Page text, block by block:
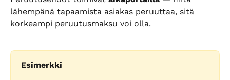
lähempänä tapaamista asiakas peruuttaa, sitä
korkeampi peruutusmaksu voi olla.
Esimerkki